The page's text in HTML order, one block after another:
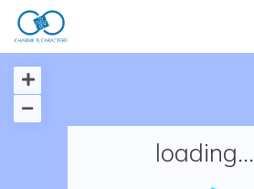
Accueil
loading...